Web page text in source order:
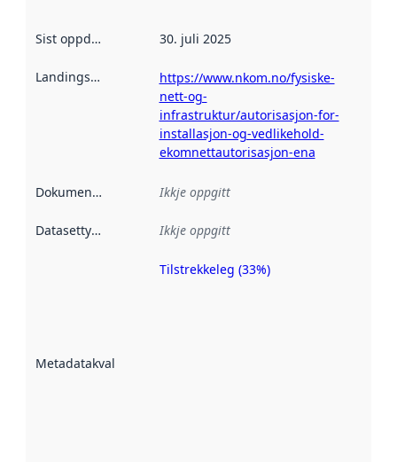
Sist oppdatert 30. juli 2025
Landingsside
https://www.nkom.no/fysiske-
nett-og-
infrastruktur/autorisasjon-for-
installasjon-og-vedlikehold-
ekomnettautorisasjon-ena
Dokumentasjon Ikkje oppgitt
Datasettype Ikkje oppgitt
Metadatakvalitet
Metadatakvalitet
Tilstrekkeleg (33%)